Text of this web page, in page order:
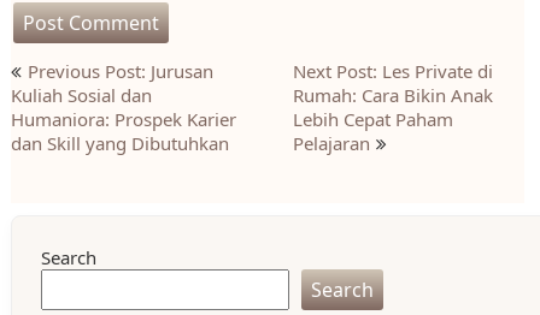
Post
navigation
Previous Post: Jurusan
Kuliah Sosial dan
Humaniora: Prospek Karier
dan Skill yang Dibutuhkan
Next Post: Les Private di
Rumah: Cara Bikin Anak
Lebih Cepat Paham
Pelajaran
Search
Search